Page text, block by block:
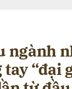
ngành
“đại